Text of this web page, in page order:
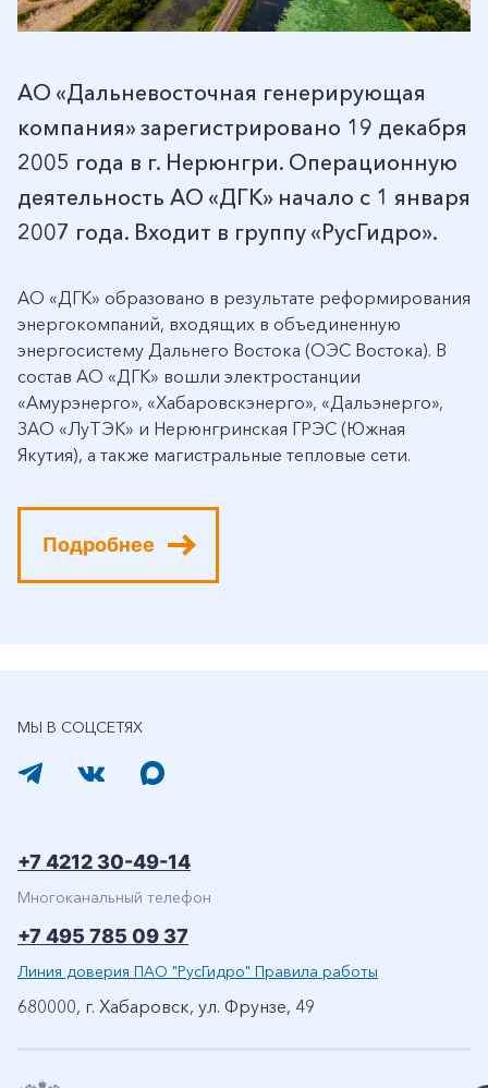
АО «Дальневосточная генерирующая
компания» зарегистрировано 19 декабря
2005 года в г. Нерюнгри. Операционную
деятельность АО «ДГК» начало с 1 января
2007 года. Входит в группу «РусГидро».
АО «ДГК» образовано в результате реформирования
энергокомпаний, входящих в объединенную
энергосистему Дальнего Востока (ОЭС Востока). В
состав АО «ДГК» вошли электростанции
«Амурэнерго», «Хабаровскэнерго», «Дальэнерго»,
ЗАО «ЛуТЭК» и Нерюнгринская ГРЭС (Южная
Якутия), а также магистральные тепловые сети.
Подробнее
МЫ В СОЦСЕТЯХ
+7 4212 30-49-14
Многоканальный телефон
+7 495 785 09 37
Линия доверия ПАО "РусГидро" Правила работы
680000, г. Хабаровск, ул. Фрунзе, 49